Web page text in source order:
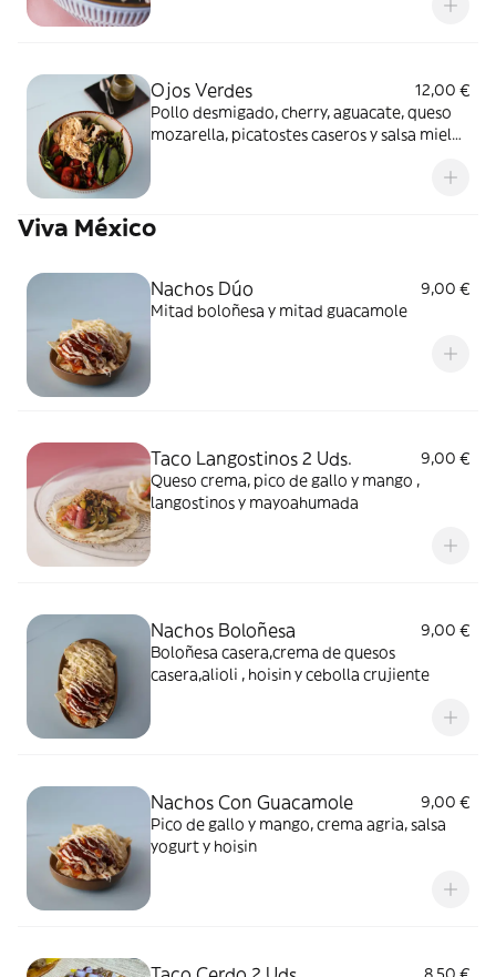
Ojos Verdes
12,00 €
Pollo desmigado, cherry, aguacate, queso
mozarella, picatostes caseros y salsa miel
Viva México
Nachos Dúo
9,00 €
Mitad boloñesa y mitad guacamole
Taco Langostinos 2 Uds.
9,00 €
Queso crema, pico de gallo y mango ,
langostinos y mayoahumada
Nachos Boloñesa
9,00 €
Boloñesa casera,crema de quesos
casera,alioli , hoisin y cebolla crujiente
Nachos Con Guacamole
9,00 €
Pico de gallo y mango, crema agria, salsa
yogurt y hoisin